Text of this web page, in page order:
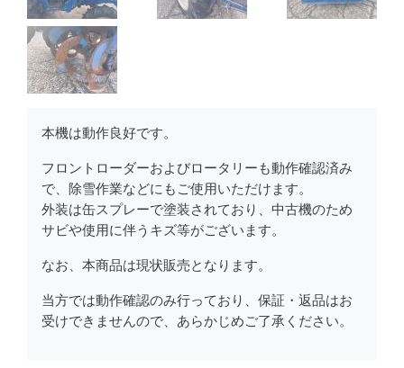
本機は動作良好です。
フロントローダーおよびロータリーも動作確認済み
で、除雪作業などにもご使用いただけます。
外装は缶スプレーで塗装されており、中古機のため
サビや使用に伴うキズ等がございます。
なお、本商品は現状販売となります。
当方では動作確認のみ行っており、保証・返品はお
受けできませんので、あらかじめご了承ください。